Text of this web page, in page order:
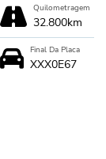
Quilometragem
32.800km
Final Da Placa
XXX0E67